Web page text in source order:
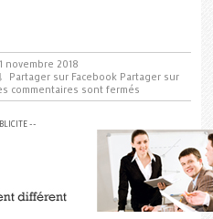
novembre 2018
Partager sur Facebook Partager sur
commentaires sont fermés
--